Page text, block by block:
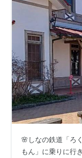
🌸しなの鉄道「ろ
もん」に乗りに行